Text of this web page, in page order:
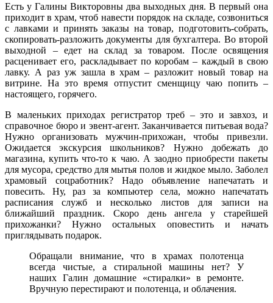
Есть у Галины Викторовны два выходных дня. В первый она
приходит в храм, чтоб навести порядок на складе, созвониться
с лавками и принять заказы на товар, подготовить-собрать,
скопировать-разложить документы для бухгалтера. Во второй
выходной – едет на склад за товаром. После освящения
расценивает его, раскладывает по коробам – каждый в свою
лавку. А раз уж зашла в храм – разложит новый товар на
витрине. На это время отпустит сменщицу чаю попить –
настоящего, горячего.
В маленьких приходах регистратор треб – это и завхоз, и
справочное бюро и эвент-агент. Заканчивается питьевая вода?
Нужно организовать мужчин-прихожан, чтобы привезли.
Ожидается экскурсия школьников? Нужно добежать до
магазина, купить что-то к чаю. А заодно приобрести пакеты
для мусора, средство для мытья полов и жидкое мыло. Заболел
храмовый соцработник? Надо объявление напечатать и
повесить. Ну, раз за компьютер села, можно напечатать
расписания служб и несколько листов для записи на
ближайший праздник. Скоро день ангела у старейшей
прихожанки? Нужно остальных оповестить и начать
приглядывать подарок.
Обращали внимание, что в храмах полотенца
всегда чистые, а стиральной машины нет? У
наших Галин домашние «стиралки» в ремонте.
Вручную перестирают и полотенца, и облачения.